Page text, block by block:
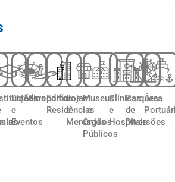
Estádios
e
Eventos
Aeroportos
Edifícios
Residências
Lojas
e
Mercados
Museus
e
Orgãos
Públicos
Clínicas
e
Hospitais
Parques
de
Diversões
Área